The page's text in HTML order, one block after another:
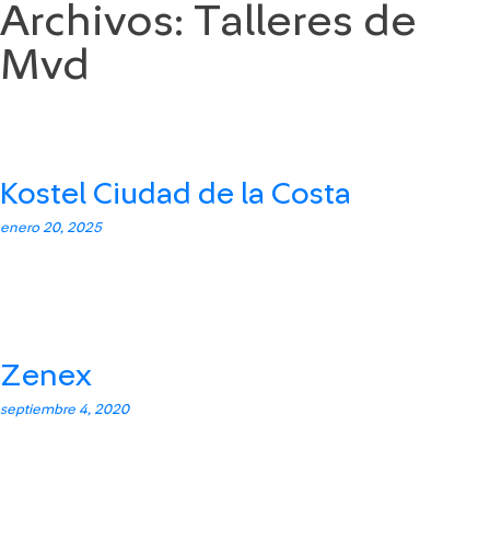
Saltar
al
contenido
Archivos: Talleres de
Mvd
Kostel Ciudad de la Costa
enero 20, 2025
Zenex
septiembre 4, 2020